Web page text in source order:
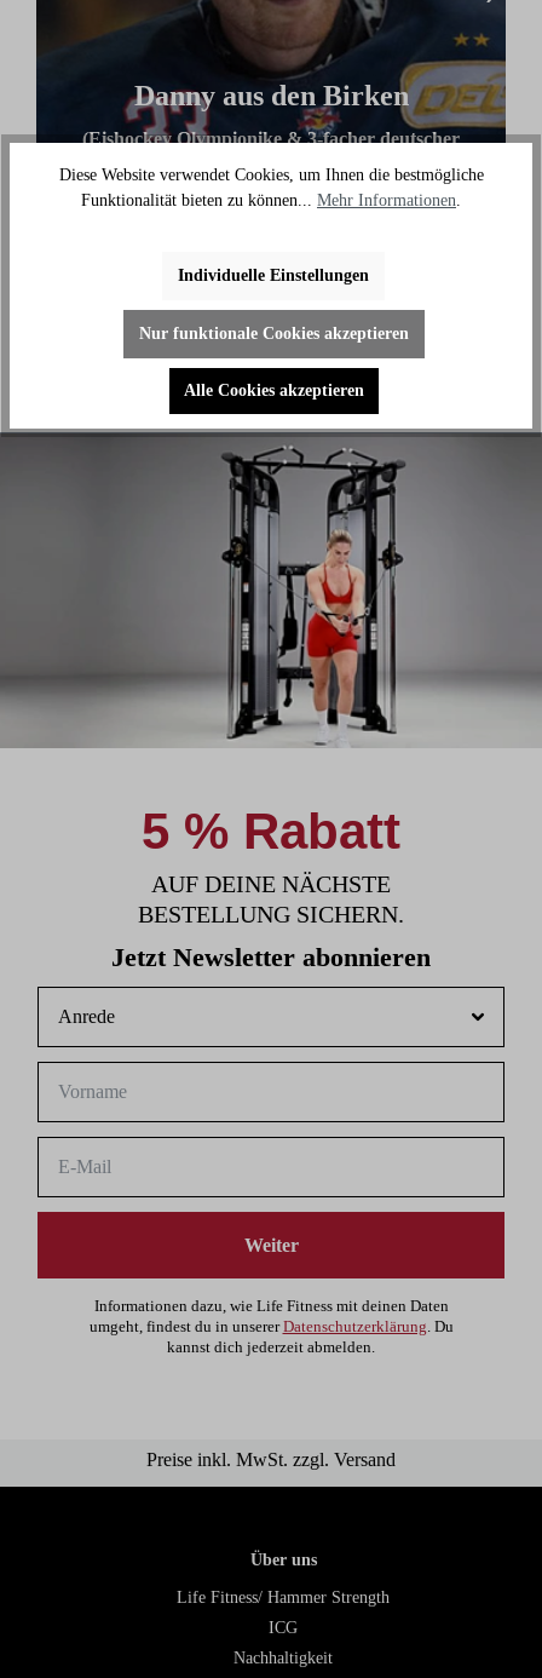
Danny aus den Birken
(Eishockey Olympionike & 3-facher deutscher
"Ich benutze das Bike jeden Tag und es hilft mir
5 % Rabatt
AUF DEINE NÄCHSTE
BESTELLUNG SICHERN.
Jetzt Newsletter abonnieren
Weiter
Informationen dazu, wie Life Fitness mit deinen Daten
umgeht, findest du in unsererDatenschutzerklärung. Du
kannst dich jederzeit abmelden.
Preise inkl. MwSt. zzgl. Versand
Über uns
Life Fitness/ Hammer Strength
ICG
Nachhaltigkeit
Diese Website verwendet Cookies, um Ihnen die bestmögliche
Funktionalität bieten zu können... Mehr Informationen.
Individuelle Einstellungen
Nur funktionale Cookies akzeptieren
Alle Cookies akzeptieren